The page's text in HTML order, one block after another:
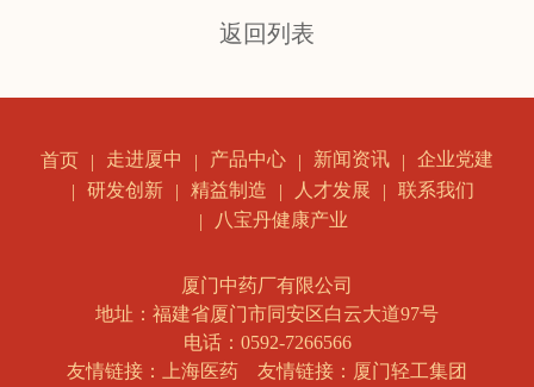
诊外，还举办“八宝丹杯——我的养肝攻略”主题征文
微信获取活动信息。或前往省内各大连锁药房咨询
详情。
返回列表
首页 走进厦中 产品中心 新闻资讯
企业党建
研发创新
精益制造 人才发展
联系我们
八宝丹健康产业
厦门中药厂有限公司
地址：福建省厦门市同安区白云大道97号
电话：0592-7266566
友情链接：上海医药
友情链接：厦门轻工集团